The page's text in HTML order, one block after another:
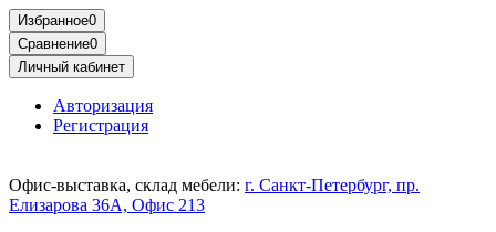
Избранное0
Сравнение0
Личный кабинет
Авторизация
Регистрация
Офис-выставка, склад мебели: г. Санкт-Петербург, пр.
Елизарова 36А, Офис 213